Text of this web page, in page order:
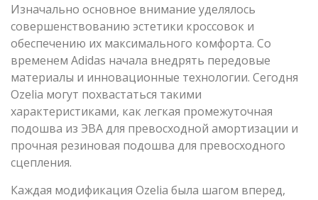
Изначально основное внимание уделялось
совершенствованию эстетики кроссовок и
обеспечению их максимального комфорта. Со
временем Adidas начала внедрять передовые
материалы и инновационные технологии. Сегодня
Ozelia могут похвастаться такими
характеристиками, как легкая промежуточная
подошва из ЭВА для превосходной амортизации и
прочная резиновая подошва для превосходного
сцепления.
Каждая модификация Ozelia была шагом вперед,